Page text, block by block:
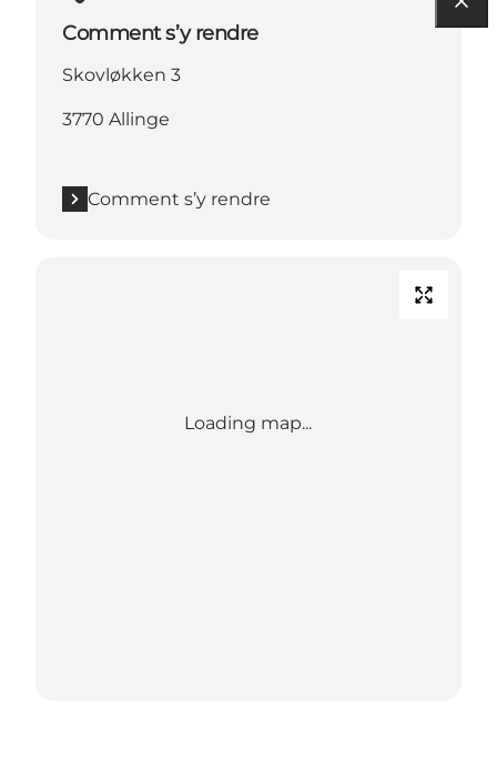
Comment s’y rendre
Skovløkken 3
3770 Allinge
Comment s’y rendre
Loading map...